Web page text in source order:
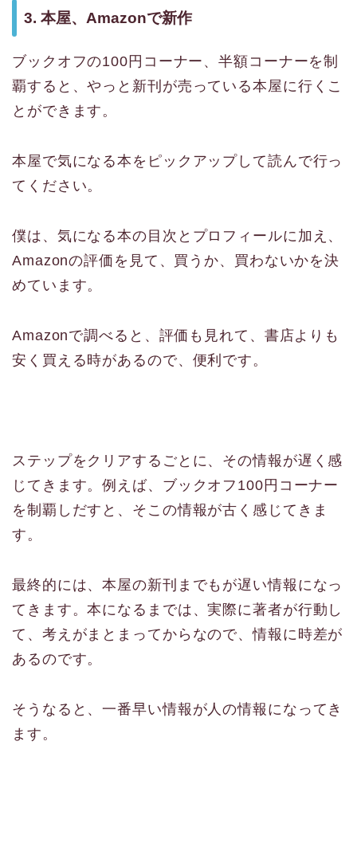
3. 本屋、Amazonで新作
ブックオフの100円コーナー、半額コーナーを制
覇すると、やっと新刊が売っている本屋に行くこ
とができます。
本屋で気になる本をピックアップして読んで行っ
てください。
僕は、気になる本の目次とプロフィールに加え、
Amazonの評価を見て、買うか、買わないかを決
めています。
Amazonで調べると、評価も見れて、書店よりも
安く買える時があるので、便利です。
ステップをクリアするごとに、その情報が遅く感
じてきます。例えば、ブックオフ100円コーナー
を制覇しだすと、そこの情報が古く感じてきま
す。
最終的には、本屋の新刊までもが遅い情報になっ
てきます。本になるまでは、実際に著者が行動し
て、考えがまとまってからなので、情報に時差が
あるのです。
そうなると、一番早い情報が人の情報になってき
ます。